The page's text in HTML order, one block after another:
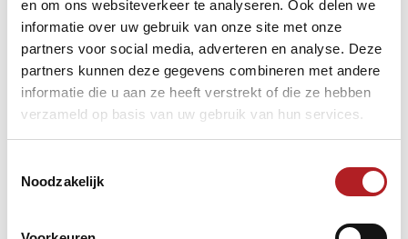
en om ons websiteverkeer te analyseren. Ook delen we
informatie over uw gebruik van onze site met onze
partners voor social media, adverteren en analyse. Deze
partners kunnen deze gegevens combineren met andere
informatie die u aan ze heeft verstrekt of die ze hebben
verzameld op basis van uw gebruik van hun services.
Noodzakelijk
Erik Kerkhoven
e.kerkhoven76@gmail.com
DRIEBANDEN
Monique van Exter
m.vanexter@icloud.com
POOL
Joris van Amersvoort (lid FAC)